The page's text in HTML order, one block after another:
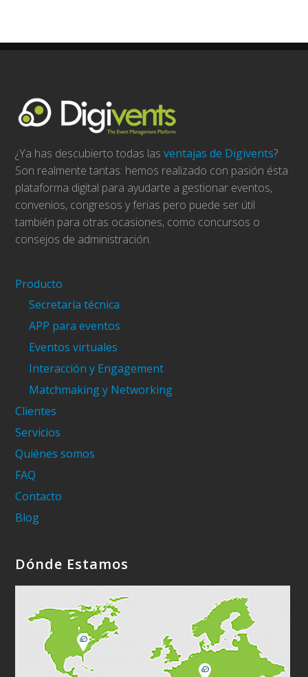
¿Ya has descubierto todas lasventajas de Digivents?
Son realmente tantas: hemos realizado con pasión ésta
plataforma digital para ayudarte a gestionar eventos,
convenios, congresos y ferias pero puede ser útil
también para otras ocasiones, como concursos o
consejos de administración.
Producto
Secretaría técnica
APP para eventos
Eventos virtuales
Interacción y Engagement
Matchmaking y Networking
Clientes
Servicios
Quiénes somos
FAQ
Contacto
Blog
Dónde Estamos